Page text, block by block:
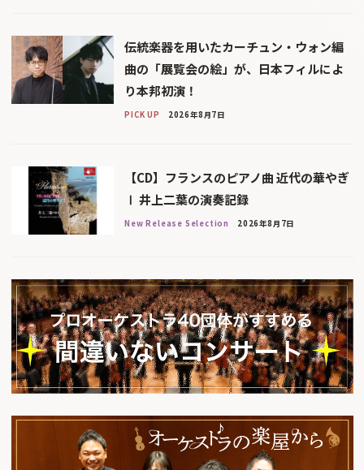
伝統楽器を用いたカーチュン・ウォン編
曲の「展覧会の絵」が、日本フィルによ
り本邦初演！
PICK UP 2026年8月7日
【CD】フランスのピアノ曲 近代の華やぎ
Ⅰ 井上二葉の演奏記録
New Release Selection 2026年8月7日